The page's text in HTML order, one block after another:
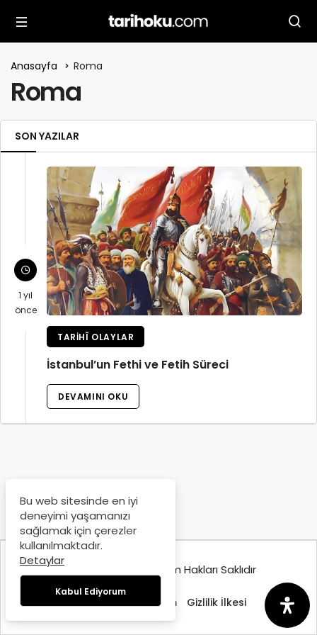
Anasayfa Roma
Roma
SON YAZILAR
1 yıl
önce
TARIHÎ OLAYLAR
İstanbul’un Fethi ve Fetih Süreci
DEVAMINI OKU
© Copyright 2025, Tüm Hakları Saklıdır
Hakkımızda İletişim Gizlilik İlkesi
Bu web sitesinde en iyi
deneyimi yaşamanızı
sağlamak için çerezler
kullanılmaktadır.
Detaylar
Kabul Ediyorum